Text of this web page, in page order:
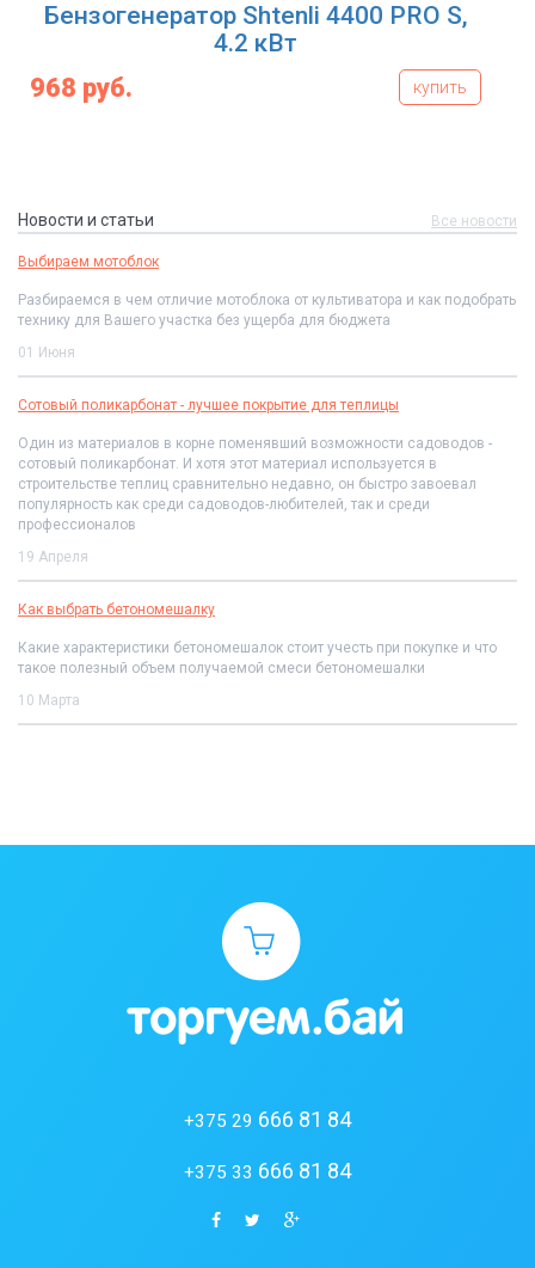
Бензогенератор Shtenli 4400 PRO S,
4.2 кВт
968 руб. купить
Новости и статьи Все новости
Выбираем мотоблок
Разбираемся в чем отличие мотоблока от культиватора и как подобрать
технику для Вашего участка без ущерба для бюджета
01 Июня
Сотовый поликарбонат - лучшее покрытие для теплицы
Один из материалов в корне поменявший возможности садоводов -
сотовый поликарбонат. И хотя этот материал используется в
строительстве теплиц сравнительно недавно, он быстро завоевал
популярность как среди садоводов-любителей, так и среди
профессионалов
19 Апреля
Как выбрать бетономешалку
Какие характеристики бетономешалок стоит учесть при покупке и что
такое полезный объем получаемой смеси бетономешалки
10 Марта
+375 29 666 81 84
+375 33 666 81 84